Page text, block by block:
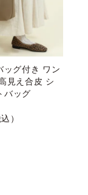
ッグ付き ワン
見え合皮 シ
バッグ
）